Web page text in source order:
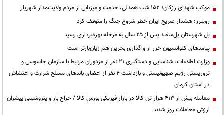
موکب شهدای رزکان؛ ۱۵۲ شب همدلی، خدمت و میزبانی از مردم ولایت‌مدار شهریار
رویترز: هشدار صریح ایران خطر شروع جنگ را متوقف کرد
پل شهرستان پل‌سفید پس از ۲۵ سال به مرحله بهره‌برداری رسید
پیامدهای کنوانسیون خزر از واگذاری بحرین هم زیان‌بارتر است
وزارت اطلاعات: شناسایی و دستگیری ۲۱ نفر از مزدوران مرتبط با سازمان جاسوسی و
تروریستی رژیم صهیونیستی و بازداشت ۴ نفر از اعضای باندهای مسلح شرارت و اغتشاش
در استان کرمان
معامله بیش از ۴۱۳ هزار تن کالا در بازار فیزیکی بورس کالا / حراج باز و پتروشیمی پیشران
ارزش معاملات روز شدند